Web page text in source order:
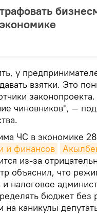
у
взятки. Это
законопроекта.
чиновников", —
ЧС в экономике
и финансов
из-за
объяснил, что
налоговое
бюджет без
каникулы